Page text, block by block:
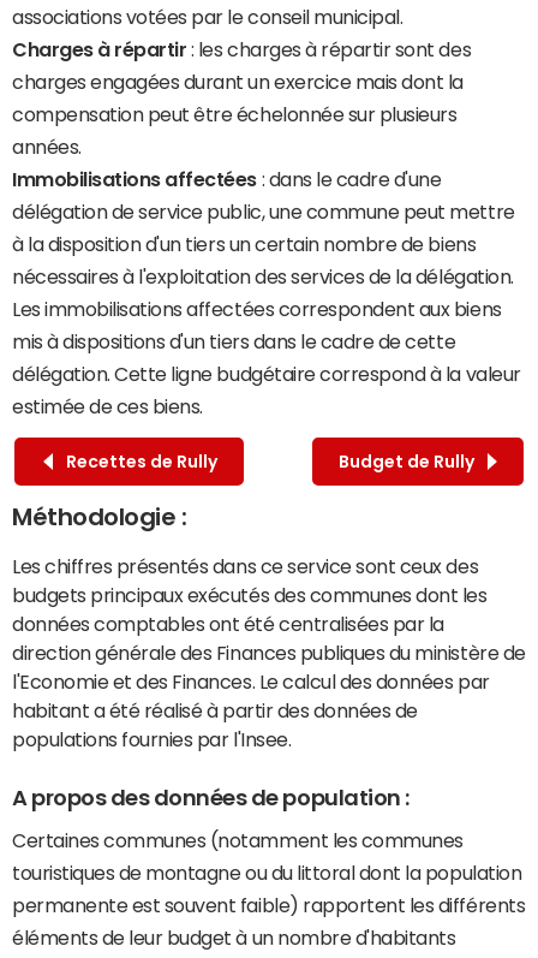
associations votées par le conseil municipal.
Charges à répartir : les charges à répartir sont des
charges engagées durant un exercice mais dont la
compensation peut être échelonnée sur plusieurs
années.
Immobilisations affectées : dans le cadre d'une
délégation de service public, une commune peut mettre
à la disposition d'un tiers un certain nombre de biens
nécessaires à l'exploitation des services de la délégation.
Les immobilisations affectées correspondent aux biens
mis à dispositions d'un tiers dans le cadre de cette
délégation. Cette ligne budgétaire correspond à la valeur
estimée de ces biens.
Recettes de Rully Budget de Rully
Méthodologie :
Les chiffres présentés dans ce service sont ceux des
budgets principaux exécutés des communes dont les
données comptables ont été centralisées par la
direction générale des Finances publiques du ministère de
l'Economie et des Finances. Le calcul des données par
habitant a été réalisé à partir des données de
populations fournies par l'Insee.
A propos des données de population :
Certaines communes (notamment les communes
touristiques de montagne ou du littoral dont la population
permanente est souvent faible) rapportent les différents
éléments de leur budget à un nombre d'habitants